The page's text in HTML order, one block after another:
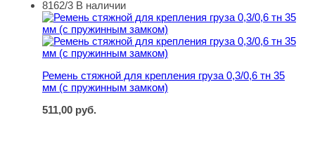
Ремень стяжной для крепления груза 0,3/0,6 тн 35 мм
8162/3 В наличии
Ремень стяжной для крепления груза 0,3/0,6 тн 35
мм (с пружинным замком)
511,00 руб.